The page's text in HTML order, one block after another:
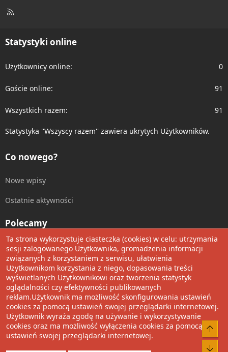
R
Statystyki online
Użytkownicy online 0
Goście online 91
Wszystkich razem 91
Statystyka ''Wszyscy razem'' zawiera ukrytych Użytkowników.
Co nowego?
Nowe wpisy
Ostatnie aktywności
Polecamy
Wolnościowe cytaty
Udostępnij
Facebook
TwitterRedditPinterest
TumblrWhatsApp
Umieść Link
Community platform by XenForo® © 2010-2022 XenForo Ltd.
Pixel Exit
Ta strona wykorzystuje ciasteczka (cookies) w celu: utrzymania
sesji zalogowanego Użytkownika, gromadzenia informacji
związanych z korzystaniem z serwisu, ułatwienia
Użytkownikom korzystania z niego, dopasowania treści
wyświetlanych Użytkownikowi oraz tworzenia statystyk
oglądalności czy efektywności publikowanych
reklam.Użytkownik ma możliwość skonfigurowania ustawień
cookies za pomocą ustawień swojej przeglądarki internetowej.
Użytkownik wyraża zgodę na używanie i wykorzystywanie
cookies oraz ma możliwość wyłączenia cookies za pomocą
ustawień swojej przeglądarki internetowej.
Do